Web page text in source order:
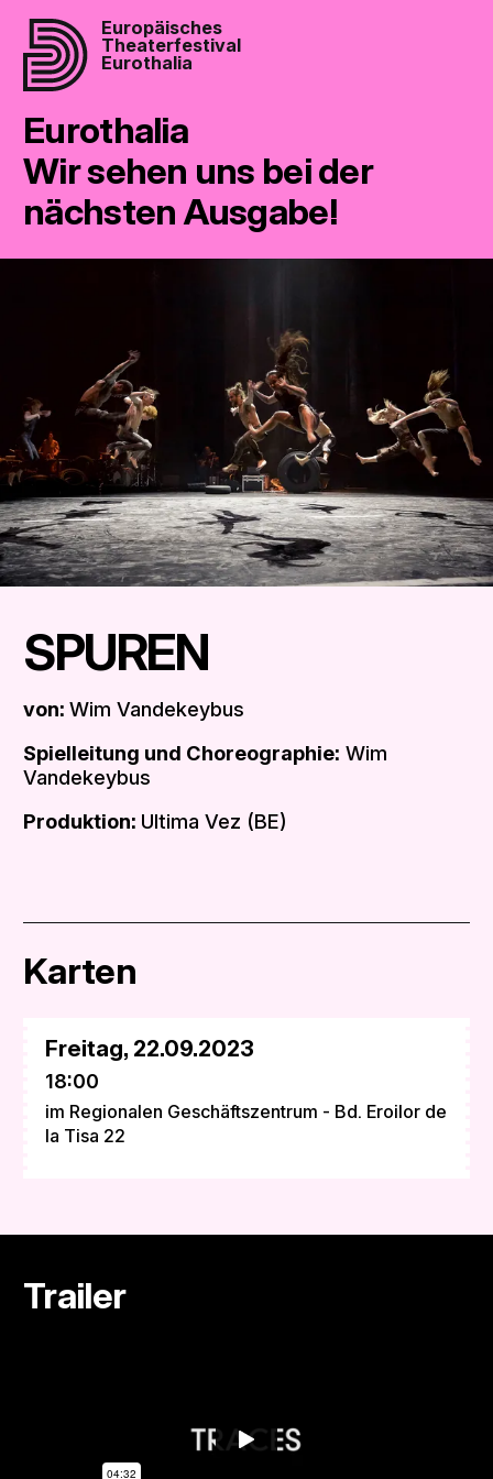
Europäisches
Theaterfestival
Eurothalia
Eurothalia
Wir sehen uns bei der
nächsten Ausgabe!
SPUREN
von:Wim Vandekeybus
Spielleitung und Choreographie: Wim
Vandekeybus
Produktion: Ultima Vez (BE)
Karten
Freitag, 22.09.2023
18:00
im Regionalen Geschäftszentrum - Bd. Eroilor de
la Tisa 22
Trailer